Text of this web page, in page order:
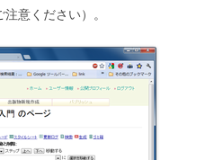
意ください）。